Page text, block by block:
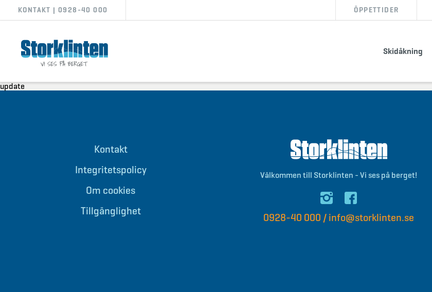
KONTAKT | 0928-40 000 ÖPPETTIDER
Skidåkning
update
Kontakt
Integritetspolicy
Om cookies
Tillgänglighet
Välkommen till Storklinten - Vi ses på berget!
0928-40 000 / info@storklinten.se